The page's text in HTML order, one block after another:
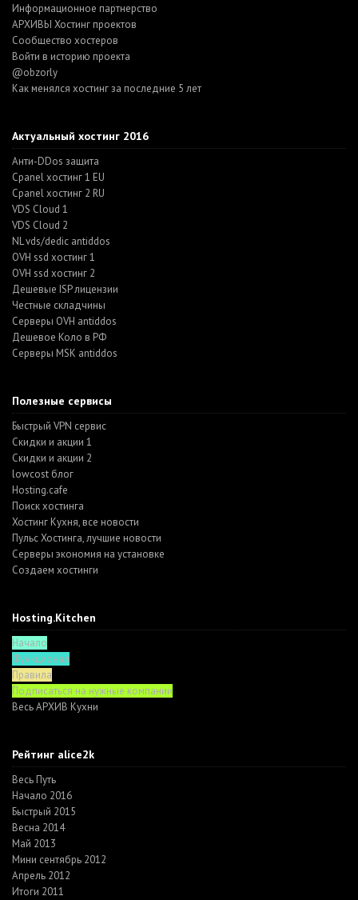
Информационное партнерство
АРХИВЫ Хостинг проектов
Cообщество хостеров
Войти в историю проекта
@obzorly
Как менялся хостинг за последние 5 лет
Актуальный хостинг 2016
Анти-DDos защита
Cpanel хостинг 1 EU
Cpanel хостинг 2 RU
VDS Cloud 1
VDS Cloud 2
NL vds/dedic antiddos
OVH ssd хостинг 1
OVH ssd хостинг 2
Дешевые ISP лицензии
Честные складчины
Серверы OVH antiddos
Дешевое Коло в РФ
Серверы MSK antiddos
Полезные сервисы
Быстрый VPN сервис
Скидки и акции 1
Скидки и акции 2
lowcost блог
Hosting.cafe
Поиск хостинга
Хостинг Кухня, все новости
Пульс Хостинга, лучшие новости
Серверы экономия на установке
Создаем хостинги
Hosting.Kitchen
Начало
Функционал
Правила
Подписаться на нужные компании
Весь АРХИВ Кухни
Рейтинг alice2k
Весь Путь
Начало 2016
Быстрый 2015
Весна 2014
Май 2013
Мини сентябрь 2012
Апрель 2012
Итоги 2011